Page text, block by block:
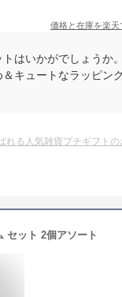
価格と在庫を楽天
はいかがでしょうか
キュートなラッピン
れる人気雑貨プチギフトの
セット 2個アソート